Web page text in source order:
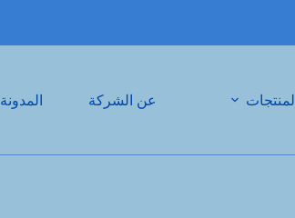
المنتجات عن الشركة المدونة